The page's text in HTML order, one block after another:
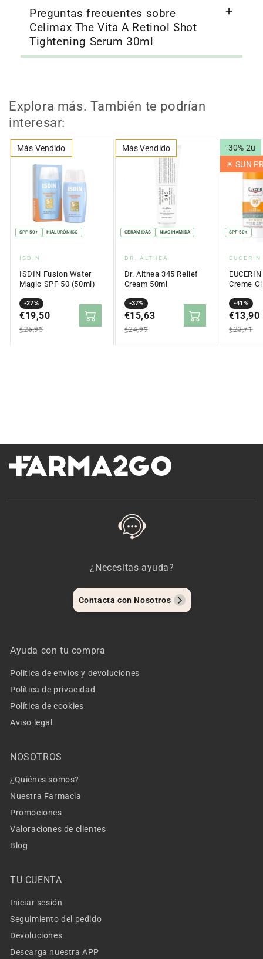
Preguntas frecuentes sobre
Celimax The Vita A Retinol Shot
Tightening Serum 30ml
Explora más. También te podrían
interesar:
Más Vendido
SPF 50+ HIALURÓNICO
Proveedor:
ISDIN
ISDIN Fusion Water
Magic SPF 50 (50ml)
-27%
Precio
en
oferta
€19,50
Precio
regular
€26,95
Más Vendido
CERAMIDAS NIACINAMIDA
Proveedor:
DR. ALTHEA
Dr. Althea 345 Relief
Cream 50ml
-37%
Precio
en
oferta
€15,63
Precio
regular
€24,99
-30% 2u
☀︎ SUN
SPF 50+
EUCERIN
Creme
-41%
Precio
en
oferta
€13,90
Precio
regular
€23,71
¿Necesitas ayuda?
Contacta con Nosotros
Ayuda con tu compra
Política de envíos y devoluciones
Política de privacidad
Política de cookies
Aviso legal
NOSOTROS
¿Quiénes somos?
Nuestra Farmacia
Promociones
Valoraciones de clientes
Blog
TU CUENTA
Iniciar sesión
Seguimiento del pedido
Devoluciones
Descarga nuestra APP